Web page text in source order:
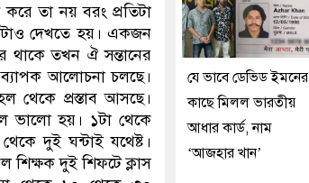
করে তা নয় বরং প্রতিটা
দেখতে হয়। একজন
থাকে তখন ঐ সন্তানের
ব্যাপক আলোচনা চলছে।
থেকে প্রস্তাব আসছে।
ভালো হয়। ১টা থেকে
দুই ঘন্টাই যথেষ্ট।
শিক্ষক দুই শিফটে ক্লাস
যে ভাবে ডেভিড ইমনের
কাছে মিলল ভারতীয়
আধার কার্ড, নাম
‘আজহার খান’